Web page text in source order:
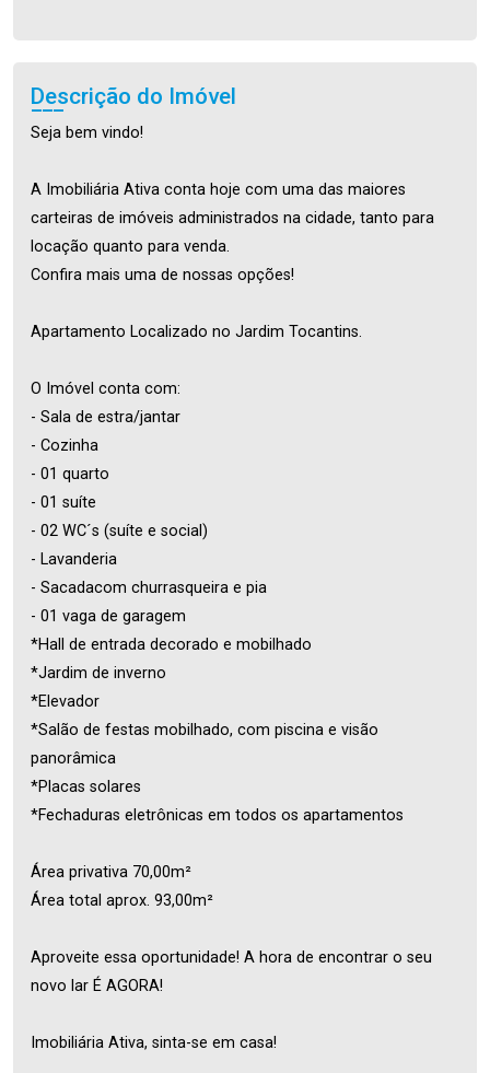
Descrição do Imóvel
Seja bem vindo!
A Imobiliária Ativa conta hoje com uma das maiores
carteiras de imóveis administrados na cidade, tanto para
locação quanto para venda.
Confira mais uma de nossas opções!
Apartamento Localizado no Jardim Tocantins.
O Imóvel conta com:
- Sala de estra/jantar
- Cozinha
- 01 quarto
- 01 suíte
- 02 WC´s (suíte e social)
- Lavanderia
- Sacadacom churrasqueira e pia
- 01 vaga de garagem
*Hall de entrada decorado e mobilhado
*Jardim de inverno
*Elevador
*Salão de festas mobilhado, com piscina e visão
panorâmica
*Placas solares
*Fechaduras eletrônicas em todos os apartamentos
Área privativa 70,00m²
Área total aprox. 93,00m²
Aproveite essa oportunidade! A hora de encontrar o seu
novo lar É AGORA!
Imobiliária Ativa, sinta-se em casa!